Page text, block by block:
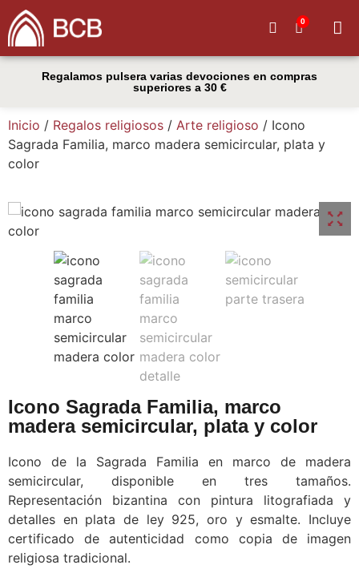
0
Regalamos pulsera varias devociones en compras
superiores a 30 €
Inicio / Regalos religiosos / Arte religioso / Icono
Sagrada Familia, marco madera semicircular, plata y
color
Icono Sagrada Familia, marco
madera semicircular, plata y color
Icono de la Sagrada Familia en marco de madera
semicircular, disponible en tres tamaños.
Representación bizantina con pintura litografiada y
detalles en plata de ley 925, oro y esmalte. Incluye
certificado de autenticidad como copia de imagen
religiosa tradicional.